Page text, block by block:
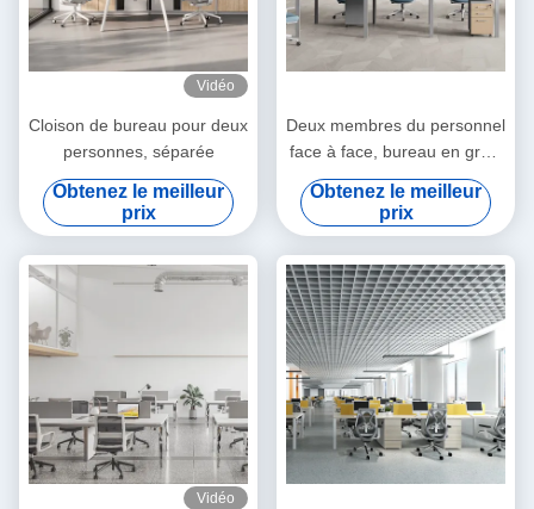
Vidéo
Cloison de bureau pour deux
personnes, séparée
Obtenez le meilleur
prix
Deux membres du personnel
face à face, bureau en gros,
style pied en acier, bureau
en gros
Obtenez le meilleur
prix
Vidéo